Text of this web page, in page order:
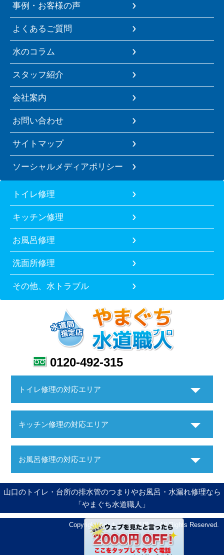
事例・お客様の声
よくあるご質問
水のコラム
スタッフ紹介
会社案内
お問い合わせ
サイトマップ
ソーシャルメディアポリシー
トイレ修理
キッチン修理
お風呂修理
洗面所修理
その他、水トラブル
0120-492-315
トイレ修理の対応エリア
キッチン修理の対応エリア
お風呂修理の対応エリア
山口のトイレ・台所の排水管のつまりやお風呂・水漏れ修理なら
「やまぐち水道職人」
Copyright ©やまぐち水道職人. All Rights Reserved.